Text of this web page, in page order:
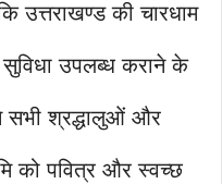
उत्तराखण्ड की चारधाम
उपलब्ध कराने के
सभी श्रद्धालुओं और
को पवित्र और स्वच्छ